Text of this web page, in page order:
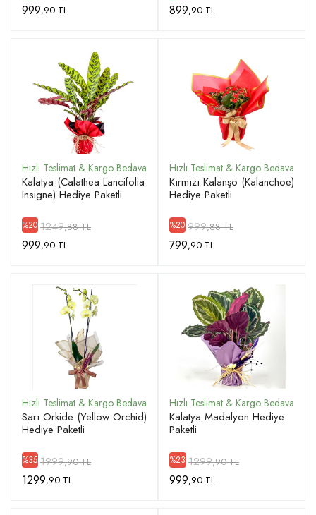
999,90 TL 899,90 TL
Kalatya (Calathea Lancifolia
Insigne) Hediye Paketli
%20 1249,88 TL
999,90 TL
Kırmızı Kalanşo (Kalanchoe)
Hediye Paketli
%20 999,88 TL
799,90 TL
Sarı Orkide (Yellow Orchid)
Hediye Paketli
%35 1999,90 TL
1299,90 TL
Kalatya Madalyon Hediye
Paketli
%23 1299,90 TL
999,90 TL